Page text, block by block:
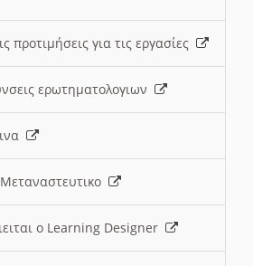
προτιμήσεις για τις εργασίες
ερωτηματολογιων
ο Learning Designer